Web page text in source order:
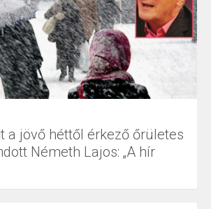
a jövő héttől érkező őrületes
Németh Lajos: „A hír